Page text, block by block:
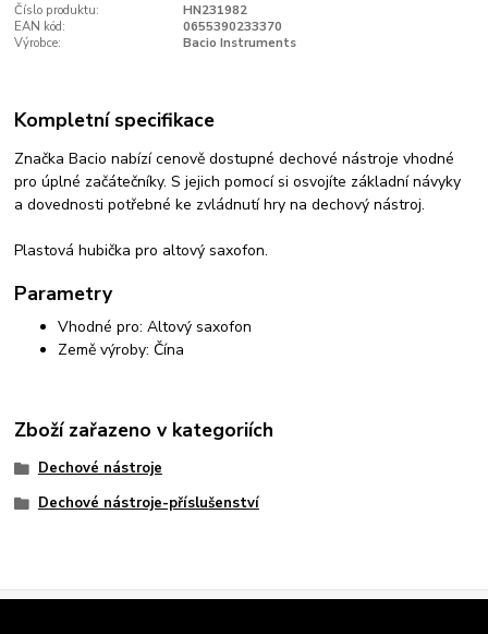
Číslo produktu:
HN231982
EAN kód:
0655390233370
Výrobce:
Bacio Instruments
Kompletní specifikace
Značka Bacio nabízí cenově dostupné dechové nástroje vhodné
pro úplné začátečníky. S jejich pomocí si osvojíte základní návyky
a dovednosti potřebné ke zvládnutí hry na dechový nástroj.
Plastová hubička pro altový saxofon.
Parametry
Vhodné pro: Altový saxofon
Země výroby: Čína
Zboží zařazeno v kategoriích
Dechové nástroje
Dechové nástroje-příslušenství